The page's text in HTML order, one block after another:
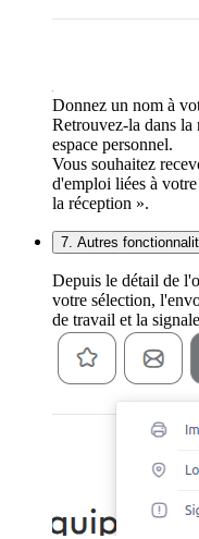
Donnez un nom à
Retrouvez-la dans
espace personnel.
Vous souhaitez
d'emploi liées à
la réception ».
7. Autres
Depuis le détail de
votre sélection,
de travail et la